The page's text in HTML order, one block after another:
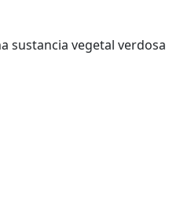
sustancia vegetal